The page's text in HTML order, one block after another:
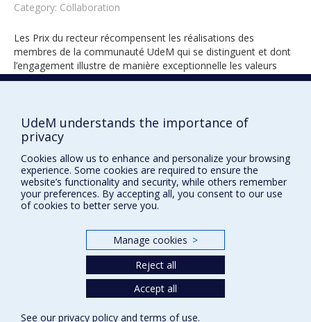
Category: Collaboration
Les Prix du recteur récompensent les réalisations des
membres de la communauté UdeM qui se distinguent et dont
l’engagement illustre de manière exceptionnelle les valeurs
universitaires.
Privacy
UdeM understands the importance of
privacy
Cookies allow us to enhance and personalize your browsing
experience. Some cookies are required to ensure the
website’s functionality and security, while others remember
your preferences. By accepting all, you consent to our use
of cookies to better serve you.
Manage cookies >
Reject all
Accept all
See our privacy policy andterms of use.